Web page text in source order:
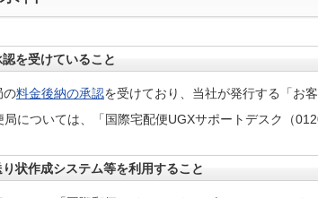
を受けていること
の料金後納の承認を受けており、当社が発行する「お
局については、「国際宅配便UGXサポートデスク（
状作成システム等を利用すること